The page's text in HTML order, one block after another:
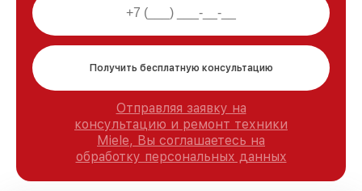
Получить бесплатную консультацию
Отправляя заявку на
консультацию и ремонт техники
Miele, Вы соглашаетесь на
обработку персональных данных